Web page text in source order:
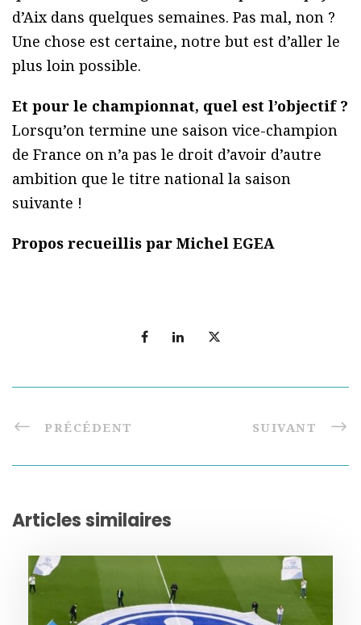
d’Aix dans quelques semaines. Pas mal, non ?
Une chose est certaine, notre but est d’aller le
plus loin possible.
Et pour le championnat, quel est l’objectif ?
Lorsqu’on termine une saison vice-champion
de France on n’a pas le droit d’avoir d’autre
ambition que le titre national la saison
suivante !
Propos recueillis par Michel EGEA
PRÉCÉDENT SUIVANT
Articles similaires